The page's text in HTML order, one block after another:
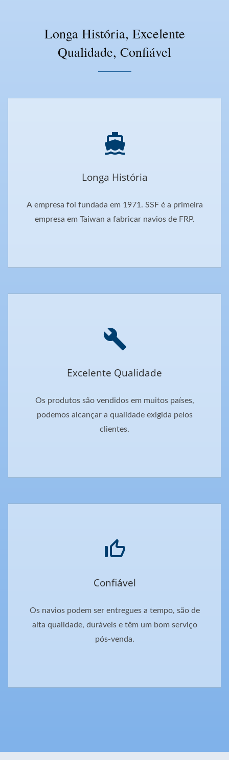
Longa História, Excelente
Qualidade, Confiável
Longa História
A empresa foi fundada em 1971. SSF é a primeira
empresa em Taiwan a fabricar navios de FRP.
Excelente Qualidade
Os produtos são vendidos em muitos países,
podemos alcançar a qualidade exigida pelos
clientes.
Confiável
Os navios podem ser entregues a tempo, são de
alta qualidade, duráveis e têm um bom serviço
pós-venda.